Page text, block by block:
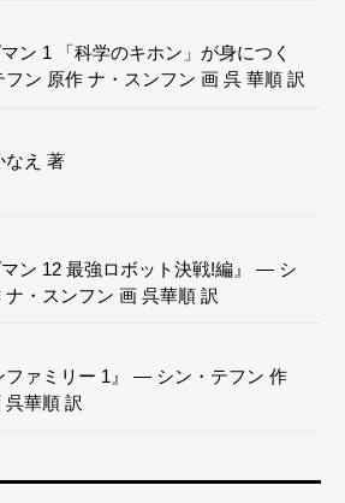
マン 1 「科学のキホン」が身につく
ン 原作 ナ・スンフン 画 呉 華順 訳
なえ 著
マン 12 最強ロボット決戦!編』 — シ
ナ・スンフン 画 呉華順 訳
ファミリー 1』 — シン・テフン 作
華順 訳